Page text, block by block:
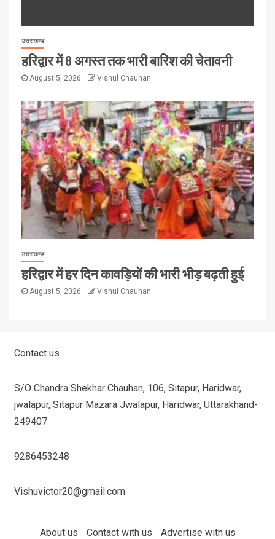
उत्तराखण्ड
हरिद्वार में 8 अगस्त तक भारी बारिश की चेतावनी
August 5, 2026 Vishul Chauhan
उत्तराखण्ड
हरिद्वार में हर दिन कावड़ियों की भारी भीड़ बढ़ती हुई
August 5, 2026 Vishul Chauhan
Contact us
S/O Chandra Shekhar Chauhan, 106, Sitapur, Haridwar,
jwalapur, Sitapur Mazara Jwalapur, Haridwar, Uttarakhand-
249407
9286453248
Vishuvictor20@gmail.com
About us Contact with us Advertise with us